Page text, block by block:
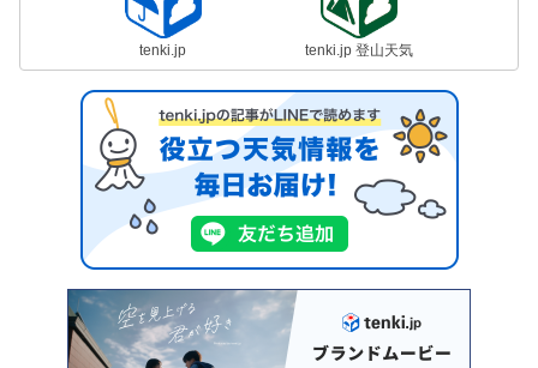
tenki.jp tenki.jp 登山天気